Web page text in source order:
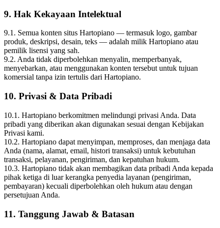
9. Hak Kekayaan Intelektual
9.1. Semua konten situs Hartopiano — termasuk logo, gambar
produk, deskripsi, desain, teks — adalah milik Hartopiano atau
pemilik lisensi yang sah.
9.2. Anda tidak diperbolehkan menyalin, memperbanyak,
menyebarkan, atau menggunakan konten tersebut untuk tujuan
komersial tanpa izin tertulis dari Hartopiano.
10. Privasi & Data Pribadi
10.1. Hartopiano berkomitmen melindungi privasi Anda. Data
pribadi yang diberikan akan digunakan sesuai dengan Kebijakan
Privasi kami.
10.2. Hartopiano dapat menyimpan, memproses, dan menjaga data
Anda (nama, alamat, email, histori transaksi) untuk kebutuhan
transaksi, pelayanan, pengiriman, dan kepatuhan hukum.
10.3. Hartopiano tidak akan membagikan data pribadi Anda kepada
pihak ketiga di luar kerangka penyedia layanan (pengiriman,
pembayaran) kecuali diperbolehkan oleh hukum atau dengan
persetujuan Anda.
11. Tanggung Jawab & Batasan